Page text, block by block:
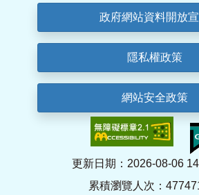
政府網站資料開放
隱私權政策
網站安全政策
更新日期：2026-08-06
累積瀏覽人次：